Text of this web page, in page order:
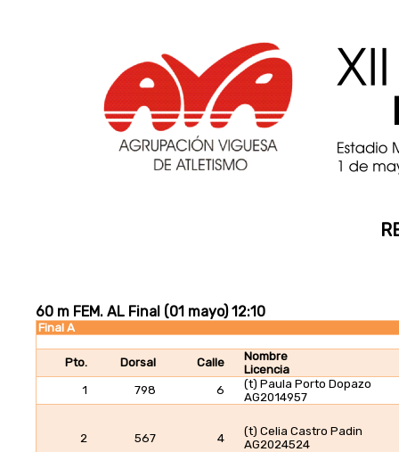
Final A
Pto. Dorsal Calle
Nombre
Licencia
1
798 6
(t) Paula Porto Dopazo
AG2014957
2 567 4
(t) Celia Castro Padin
AG2024524
60 m FEM. AL Final (01 mayo) 12:10